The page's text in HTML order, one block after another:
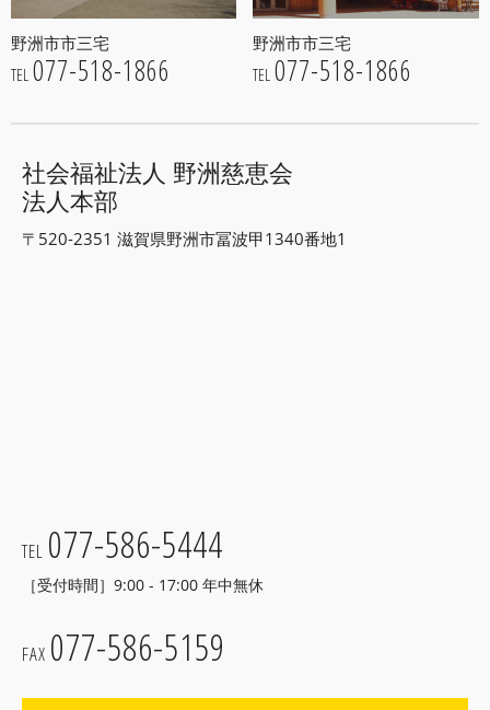
野洲市市三宅
TEL 077-518-1866
野洲市市三宅
TEL 077-518-1866
社会福祉法人 野洲慈恵会
法人本部
〒520-2351 滋賀県野洲市冨波甲1340番地1
TEL 077-586-5444
［受付時間］9:00 - 17:00 年中無休
FAX 077-586-5159